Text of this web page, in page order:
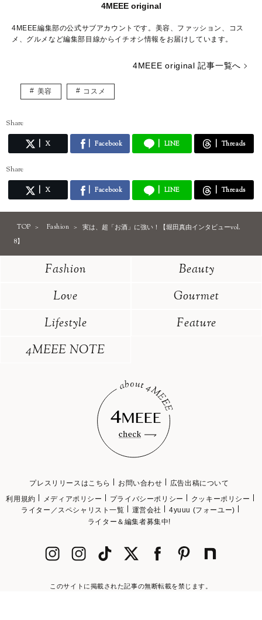
4MEEE original
4MEEE編集部の公式サブアカウントです。美容、ファッション、コス
メ、グルメなど編集部目線からイチオシ情報をお届けしています。
4MEEE original 記事一覧へ
美容 コスメ
Share
X Facebook LINE Threads
Share
X Facebook LINE Threads
TOP Fashion
実は、超「お酒」に強い！【堀田真由インタビューvol.
8】
Fashion
Beauty
Love
Gourmet
Lifestyle
Feature
4MEEE NOTE
プレスリリースはこちら お問い合わせ
広告出稿について
利用規約
メディアポリシー プライバシーポリシー
クッキーポリシー
ライター／スペシャリスト一覧
運営会社
4yuuu (フォーユー)
ライター＆編集者募集中!
このサイトに掲載された記事の無断転載を禁じます。